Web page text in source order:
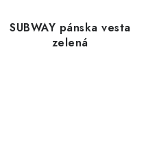
SUBWAY pánska vesta
zelená